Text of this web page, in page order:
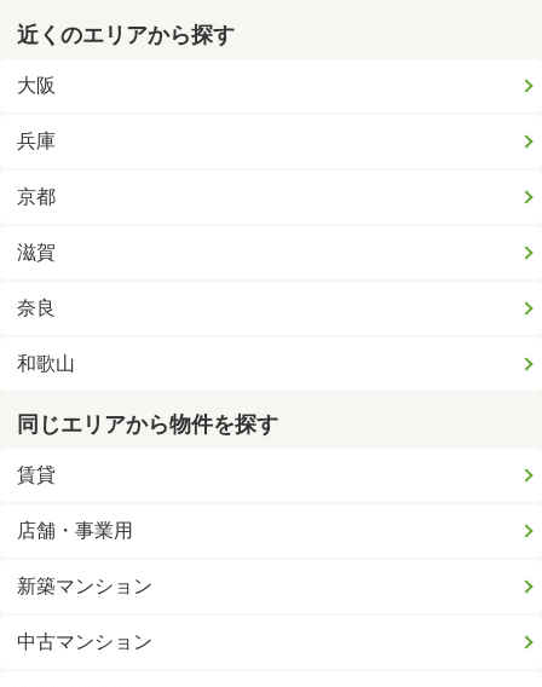
近くのエリアから探す
大阪
兵庫
京都
滋賀
奈良
和歌山
同じエリアから物件を探す
賃貸
店舗・事業用
新築マンション
中古マンション